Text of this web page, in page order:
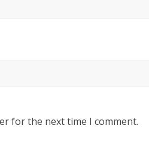
for the next time I comment.